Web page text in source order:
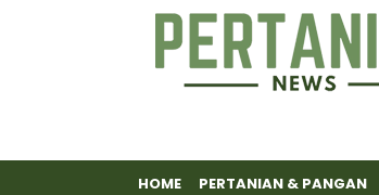
HOME PERTANIAN & PANGAN